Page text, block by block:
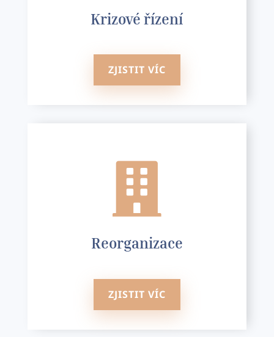
Krizové řízení
ZJISTIT VÍC

Reorganizace
ZJISTIT VÍC